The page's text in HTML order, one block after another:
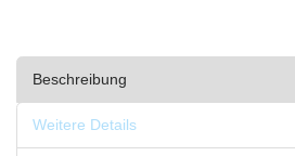
Beschreibung
Weitere Details